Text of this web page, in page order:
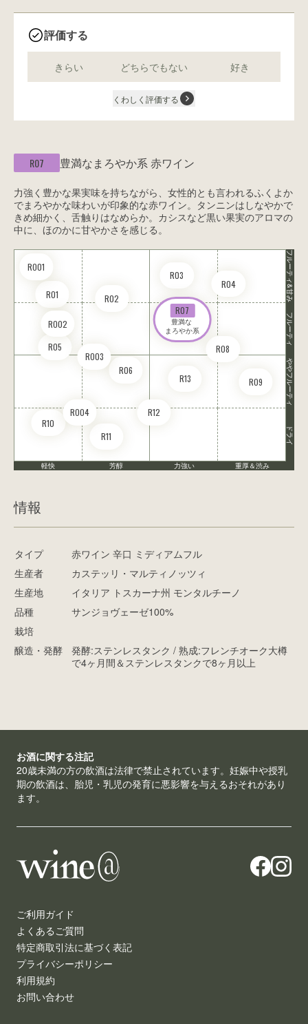
評価する
きらい どちらでもない 好き
くわしく評価する
R07 豊満なまろやか系 赤ワイン
力強く豊かな果実味を持ちながら、女性的とも言われるふくよか
でまろやかな味わいが印象的な赤ワイン。タンニンはしなやかで
きめ細かく、舌触りはなめらか。カシスなど黒い果実のアロマの
中に、ほのかに甘やかさを感じる。
R01 R02
R03
R04
R05
R06
R07
豊満な
まろやか系
R08
R09
R10
R11
R12
R13
RO01
RO02
RO03
RO04
フルーティ&甘み
フルーティ
ややフルーティ
ドライ
軽快 芳醇 力強い 重厚＆渋み
情報
タイプ
赤ワイン 辛口 ミディアムフル
生産者
カステッリ・マルティノッツィ
生産地
イタリア トスカーナ州 モンタルチーノ
品種
サンジョヴェーゼ100%
栽培
醸造・発酵
発酵:ステンレスタンク / 熟成:フレンチオーク大樽
で4ヶ月間＆ステンレスタンクで8ヶ月以上
お酒に関する注記
20歳未満の方の飲酒は法律で禁止されています。妊娠中や授乳
期の飲酒は、胎児・乳児の発育に悪影響を与えるおそれがあり
ます。
ご利用ガイド
よくあるご質問
特定商取引法に基づく表記
プライバシーポリシー
利用規約
お問い合わせ